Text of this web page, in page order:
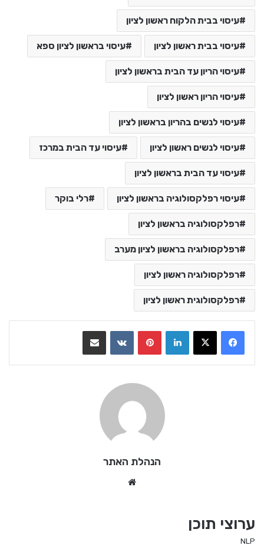
עיסוי בבית הלקוח ראשון לציון
עיסוי בבית ראשון לציון עיסוי בראשון לציון ספא
עיסוי הריון עד הבית בראשון לציון
עיסוי הריון ראשון לציון
עיסוי לנשים בהריון בראשון לציון
עיסוי לנשים ראשון לציון עיסוי עד הבית במרכז
עיסוי עד הבית בראשון לציון
עיסוי רפלקסולוגיה בראשון לציון רלי בוקר
רפלקסולוגיה בראשון לציון
רפלקסולוגיה בראשון לציון מערב
רפלקסולוגיה ראשון לציון
רפלקסולוגית ראשון לציון
LinkedIn
Pinterest
VKontakteשתף בדואר אלקטרוני
הנהלת האתר
ערוצי תוכן
NLP